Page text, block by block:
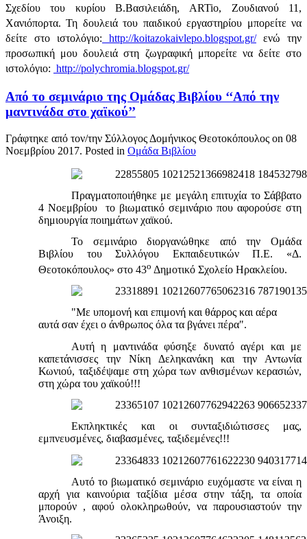
Σχεδίου του κυρίου Β.Βασιλειάδη, ARTio, Ζουδιανού 11,
Χανιόπορτα. Τη δουλειά του παιδικού εργαστηρίου μπορείτε να
δείτε στο ιστολόγιο:
http://koitazokaivlepo.blogspot.gr/ ενώ την
προσωπική μου δουλειά στη ζωγραφική μπορείτε να δείτε στο
ιστολόγιο: http://polychromia.blogspot.gr/
Από το σεμινάριο της Ομάδας Βιβλίου ‘‘Από την
μαντινάδα στο χαϊκού’’
Γράφτηκε από τον/την Σύλλογος Δομήνικος Θεοτοκόπουλος on 08
Νοεμβρίου 2017. Posted in Ομάδα Βιβλίου
Πραγματοποιήθηκε με μεγάλη επιτυχία το Σάββατο
4 Νοεμβρίου το βιωματικό σεμινάριο που αφορούσε στη
δημιουργία ποιημάτων χαϊκού.
Το σεμινάριο διοργανώθηκε από την Ομάδα
Βιβλίου του Συλλόγου Εκπαιδευτικών Π.Ε. «Δ.
Θεοτοκόπουλος» στο 43ο Δημοτικό Σχολείο Ηρακλείου.
"Με υπομονή και επιμονή και θάρρος και αέρα
αυτά σαν έχει ο άνθρωπος όλα τα βγάνει πέρα".
Αυτή η μαντινάδα φύσηξε δυνατό αγέρι και με
καπετάνισσες την Νίκη Δεληκανάκη και την Αντωνία
Κωνιού, ταξιδέψαμε στη χώρα των ανθισμένων κερασιών,
στη χώρα του χαϊκού!!!
Εκπληκτικές και οι συνταξιδιώτισσες μας,
εμπνευσμένες, διαβασμένες, ταξιδεμένες!!!
Αυτό το βιωματικό σεμινάριο ευχόμαστε να είναι η
αρχή για καινούρια ταξίδια μέσα στην τάξη, τα οποία
μπορούν , αφού ολοκληρωθούν, να παρουσιαστούν την
Άνοιξη.